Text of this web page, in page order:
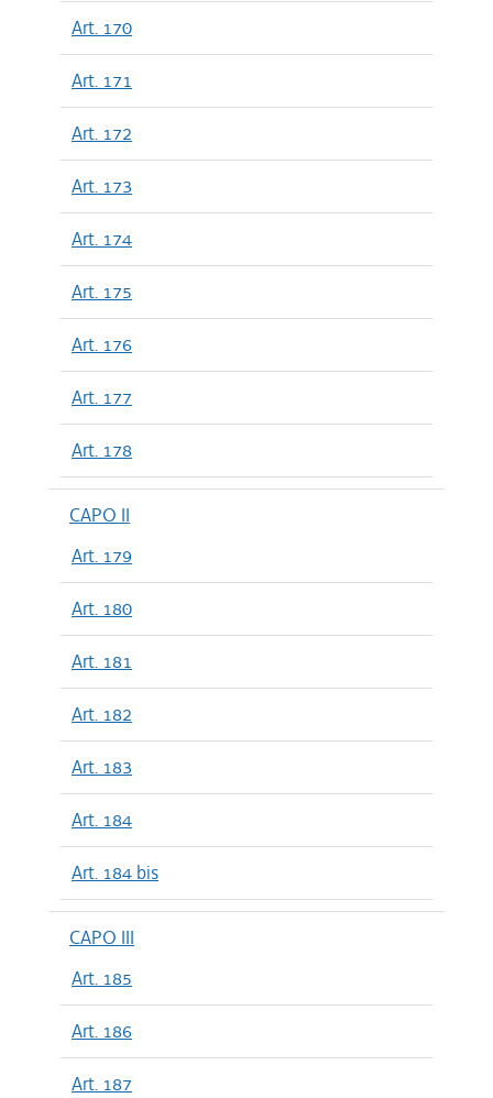
Art. 170
Art. 171
Art. 172
Art. 173
Art. 174
Art. 175
Art. 176
Art. 177
Art. 178
CAPO II
Art. 179
Art. 180
Art. 181
Art. 182
Art. 183
Art. 184
Art. 184 bis
CAPO III
Art. 185
Art. 186
Art. 187